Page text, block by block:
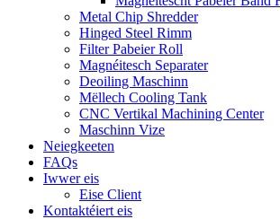
Metal Chip Shredder
Hinged Steel Rimm
Filter Pabeier Roll
Magnéitesch Separater
Deoiling Maschinn
Mëllech Cooling Tank
CNC Vertikal Machining Center
Maschinn Vize
Neiegkeeten
FAQs
Iwwer eis
Eise Client
Kontaktéiert eis